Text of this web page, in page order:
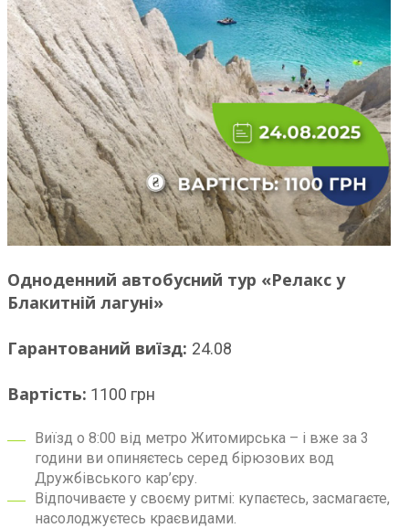
Одноденний автобусний тур «Релакс у
Блакитній лагуні»
Гарантований виїзд: 24.08
Вартість: 1100 грн
Виїзд о 8:00 від метро Житомирська – і вже за 3
години ви опиняєтесь серед бірюзових вод
Дружбівського кар’єру.
Відпочиваєте у своєму ритмі: купаєтесь, засмагаєте,
насолоджуєтесь краєвидами.